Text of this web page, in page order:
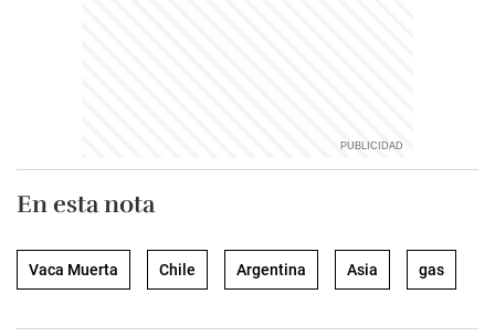
En esta nota
Vaca Muerta Chile Argentina Asia gas